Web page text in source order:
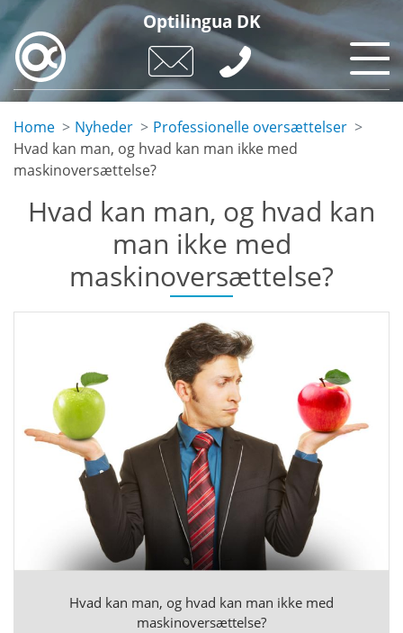
Skip
main
content
Optilingua DK
Home Nyheder
Professionelle oversættelser
Hvad kan man, og hvad kan man ikke med
maskinoversættelse?
Hvad kan man, og hvad kan
man ikke med
maskinoversættelse?
Hvad kan man, og hvad kan man ikke med
maskinoversættelse?